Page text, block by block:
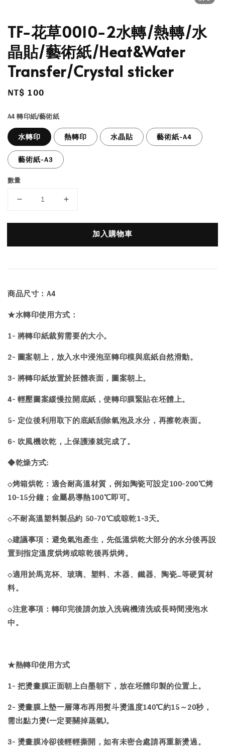
TF-花草0010-2水轉/熱轉/水
晶貼/藝術紙/Heat&Water
Transfer/Crystal sticker
Regular
NT$ 100
A4 轉印紙/藝術紙
水轉印 熱轉印 水晶貼
藝術紙-A4
藝術紙-A3
數量
加入購物車
商品尺寸：A4
★水轉印使用方式：
1- 將轉印紙裁剪需要的大小。
2- 圖案朝上，放入水中浸泡至轉印模與底紙自然滑動。
3- 將轉印紙放置於胚體表面，圖案朝上。
4- 輕壓圖案緩慢拉開底紙，使轉印膜緊貼在坯體上。
5- 定位後利用取下的底紙刮除氣泡及水分，再擦乾表面。
6- 吹風機吹乾，上保護漆就完成了。
◆乾燥方式:
◇烤箱烘乾：適合耐高溫材質，例如陶瓷可設定100-200℃烤
10-15分鐘；金屬易導熱100℃即可。
◇不耐高溫塑料製品約 50-70℃或晾乾1-3天。
◇建議事項：避免氣泡產生，先低溫烘乾大部分的水分後再設
置到指定溫度烘烤或晾乾後再烘烤。
◇適用於馬克杯、玻璃、塑料、木器、鐵器、陶瓷…等硬質材
料。
◇注意事項：轉印完後請勿放入洗碗機清洗或長時間浸泡水
中。
★熱轉印使用方式
1- 把燙畫膜正面朝上白墨朝下，放在坯體印製的位置上。
2- 燙畫膜上墊一層薄布再用熨斗燙溫度140℃約15～20秒，
需出點力燙(一定要關掉蒸氣)。
3- 燙畫膜冷卻後輕輕撕開，如有未密合處請再重新燙過。